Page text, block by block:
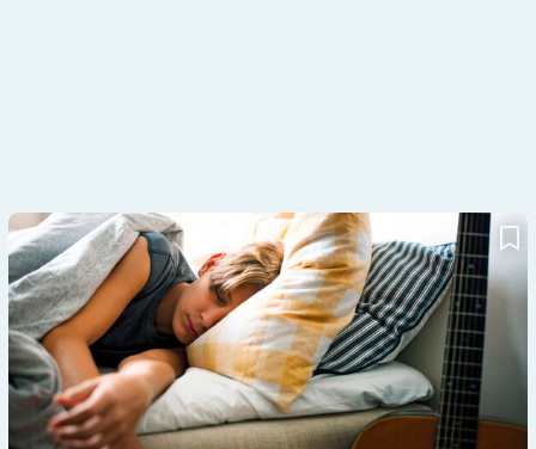
Nachgefragt | Psychologie: Was steckt dahinter, wenn mein
Sohn nachts CGM-Alarme nicht wahrnimmt?